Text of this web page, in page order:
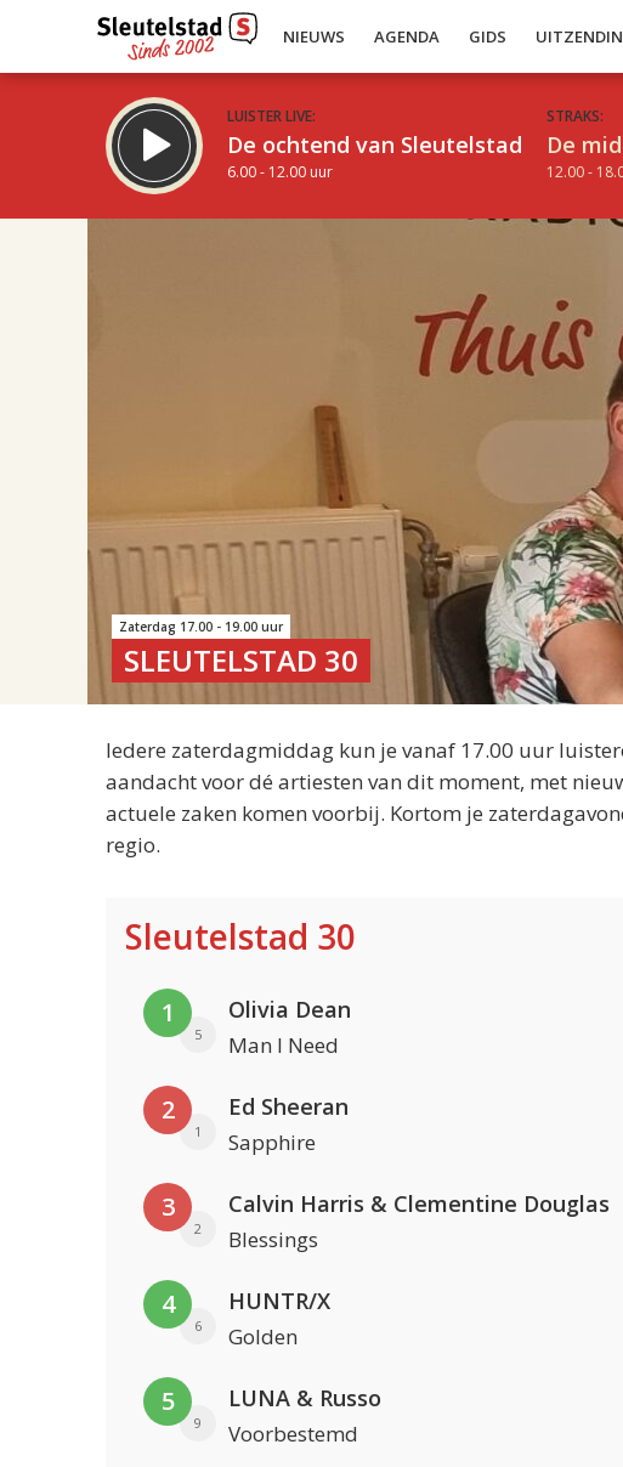
NIEUWS AGENDA GIDS
LUISTER LIVE:
De ochtend van Sleutelstad
6.00 - 12.00 uur
STRAKS:
De
12.00 -
Zaterdag 17.00 - 19.00 uur
SLEUTELSTAD 30
Iedere zaterdagmiddag kun je vanaf 17.00 uur
aandacht voor dé artiesten van dit moment, met
actuele zaken komen voorbij. Kortom je
regio.
Sleutelstad 30
1
5
Olivia Dean
Man I Need
2
1
Ed Sheeran
Sapphire
3
2
Calvin Harris & Clementine Douglas
Blessings
4
6
HUNTR/X
Golden
5
9
LUNA & Russo
Voorbestemd